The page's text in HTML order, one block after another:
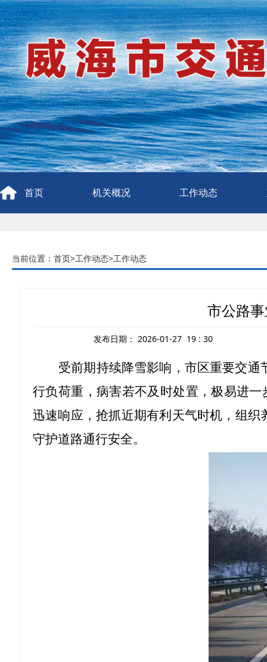
首页 机关概况 工作动态
当前位置： 首页>工作动态>工作动态
市公路
发布日期： 2026-01-27 19 : 30
受前期持续降雪影响，市区重要交通
行负荷重，病害若不及时处置，极易进
迅速响应，抢抓近期有利天气时机，组
守护道路通行安全。